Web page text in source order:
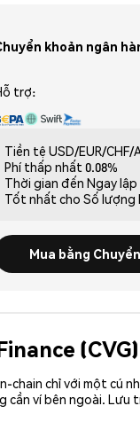
khoản ngân
trợ:
Tiền tệ USD/EUR/CHF/
Phí thấp nhất 0.08%
Thời gian đến Ngay
Tốt nhất cho Số lượng
Mua bằng
chain chỉ với một cú
cần ví bên ngoài.